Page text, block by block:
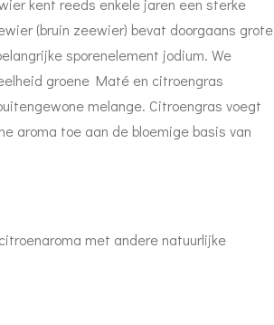
kent reeds enkele jaren een sterke
(bruin zeewier) bevat doorgaans grote
sporenelement jodium. We
groene Maté en citroengras
melange. Citroengras voegt
aroma toe aan de bloemige basis van
met andere natuurlijke